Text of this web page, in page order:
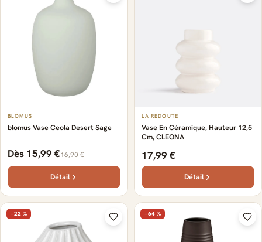
BLOMUS
blomus Vase Ceola Desert Sage
Dès 15,99 €16,90 €
Détail
LA REDOUTE
Vase En Céramique, Hauteur 12,5
Cm, CLEONA
17,99 €
Détail
−22 % −64 %